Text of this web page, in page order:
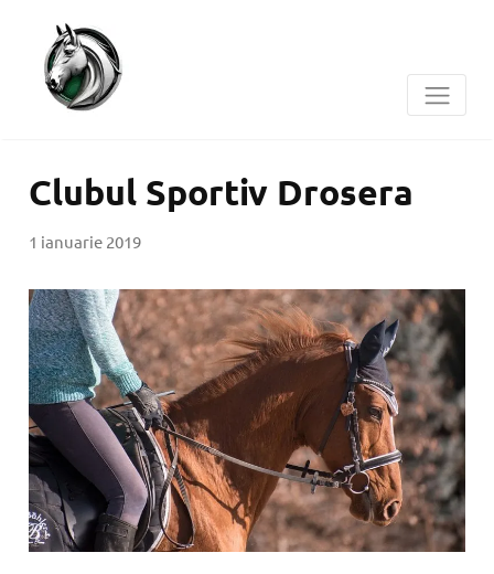
Clubul Sportiv Drosera
1 ianuarie 2019